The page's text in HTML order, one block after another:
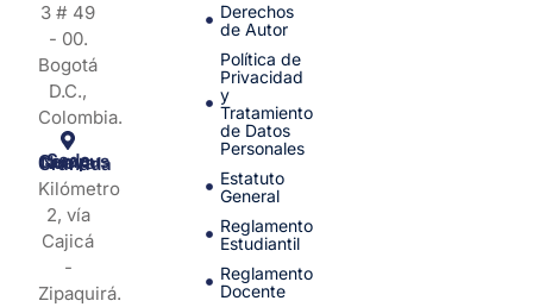
3 # 49
- 00.
Bogotá
D.C.,
Colombia.
Sede Campus Nueva Granada
Kilómetro
2, vía
Cajicá
-
Zipaquirá.
Derechos
de Autor
Política de
Privacidad
y
Tratamiento
de Datos
Personales
Estatuto
General
Reglamento
Estudiantil
Reglamento
Docente